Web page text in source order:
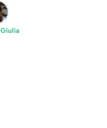
Giulia